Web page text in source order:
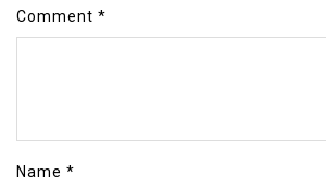
Comment *
Name *